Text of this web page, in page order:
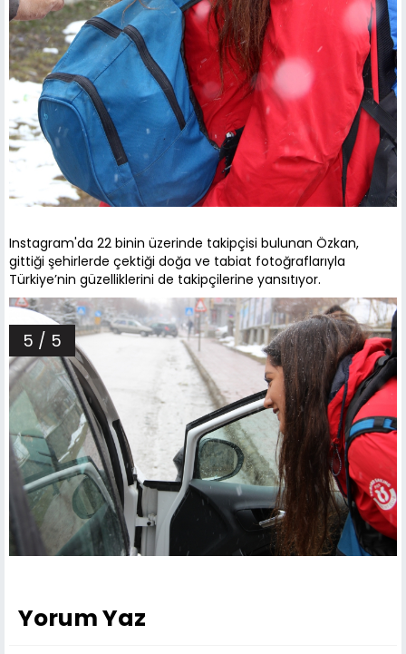
Instagram'da 22 binin üzerinde takipçisi bulunan Özkan,
gittiği şehirlerde çektiği doğa ve tabiat fotoğraflarıyla
Türkiye’nin güzelliklerini de takipçilerine yansıtıyor.
5 / 5
Yorum Yaz